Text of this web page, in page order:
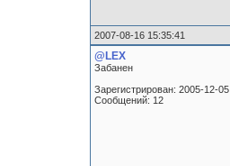
2007-08-16 15:35:41
@LEX
Забанен
Зарегистрирован: 2005-12-05
Сообщений: 12